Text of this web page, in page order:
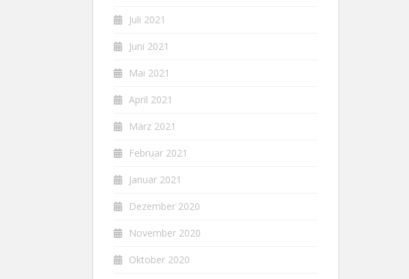
Juli 2021
Juni 2021
Mai 2021
April 2021
März 2021
Februar 2021
Januar 2021
Dezember 2020
November 2020
Oktober 2020